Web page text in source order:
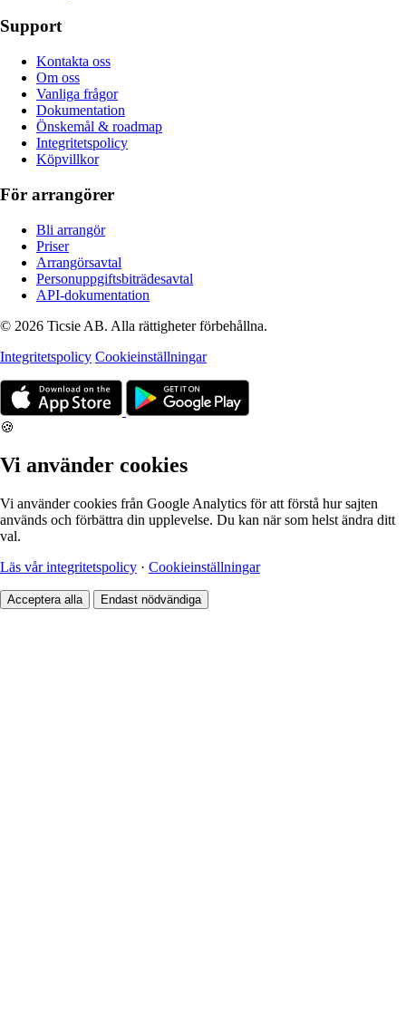
Support
Kontakta oss
Om oss
Vanliga frågor
Dokumentation
Önskemål & roadmap
Integritetspolicy
Köpvillkor
För arrangörer
Bli arrangör
Priser
Arrangörsavtal
Personuppgiftsbiträdesavtal
API-dokumentation
© 2026 Ticsie AB. Alla rättigheter förbehållna.
Integritetspolicy Cookieinställningar
🍪
Vi använder cookies
Vi använder cookies från Google Analytics för att förstå hur sajten
används och förbättra din upplevelse. Du kan när som helst ändra ditt
val.
Läs vår integritetspolicy · Cookieinställningar
Acceptera alla Endast nödvändiga